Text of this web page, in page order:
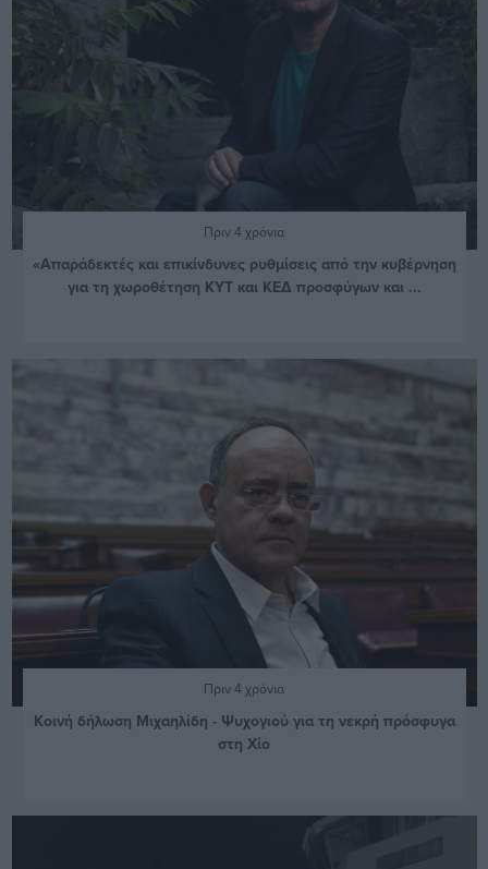
Πριν 4 χρόνια
«Απαράδεκτές και επικίνδυνες ρυθμίσεις από την κυβέρνηση
για τη χωροθέτηση ΚΥΤ και ΚΕΔ προσφύγων και ...
Πριν 4 χρόνια
Κοινή δήλωση Μιχαηλίδη - Ψυχογιού για τη νεκρή πρόσφυγα
στη Χίο